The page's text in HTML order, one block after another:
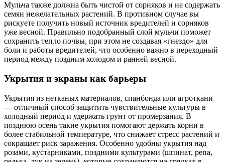
Мульча также должна быть чистой от сорняков и не содержать
семян нежелательных растений. В противном случае вы
рискуете получить новый источник вредителей и сорняков
уже весной. Правильно подобранный слой мульчи поможет
сохранить тепло почвы, при этом не создавая «гнездо» для
боли и работы вредителей, что особенно важно в переходный
период между поздним холодом и ранней весной.
Укрытия и экраны как барьеры
Укрытия из нетканых материалов, спанбонда или агроткани
— отличный способ защитить чувствительные культуры в
холодный период и удержать грунт от промерзания. В
позднюю осень такие укрытия помогают держать корни в
более стабильной температуре, что снижает стресс растений и
сокращает риск заражения. Особенно удобны укрытия над
розами, кустарниками, поздними культурами (шпинат, репа,